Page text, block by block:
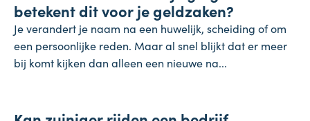
betekent dit voor je geldzaken?
Je verandert je naam na een huwelijk, scheiding of om
een persoonlijke reden. Maar al snel blijkt dat er meer
bij komt kijken dan alleen een nieuwe na...
28 juli 2026